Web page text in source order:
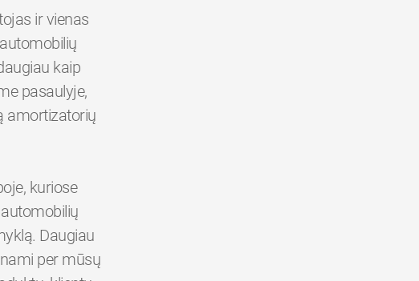
ir vienas
kaip
pasaulyje,
amortizatorių
kuriose
Daugiau
per mūsų